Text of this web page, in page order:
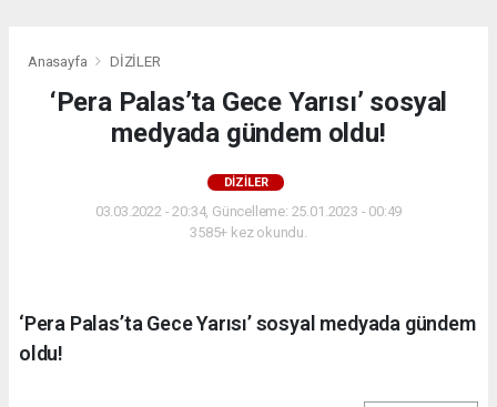
Anasayfa DİZİLER
‘Pera Palas’ta Gece Yarısı’ sosyal
medyada gündem oldu!
DİZİLER
03.03.2022 - 20:34, Güncelleme: 25.01.2023 - 00:49
3585+ kez okundu.
‘Pera Palas’ta Gece Yarısı’ sosyal medyada gündem
oldu!